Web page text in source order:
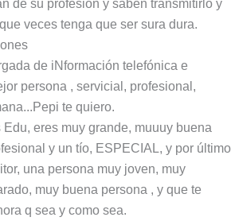
de su profesión y saben transmitirlo y
veces tenga que ser sura dura.
de iNformación telefónica e
persona , servicial, profesional,
te quiero.
Edu, eres muy grande, muuuy buena
y un tío, ESPECIAL, y por último
una persona muy joven, muy
muy buena persona , y que te
q sea y como sea.